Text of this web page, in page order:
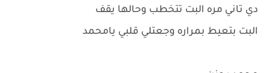
دي تاني مره البت تتخطب وحالها يقف
البت بتعيط بمراره وجعتلي قلبي يامحمد